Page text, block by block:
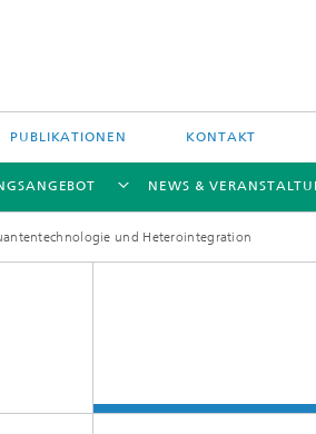
PUBLIKATIONEN KONTAKT
NEWS &
und Heterointegration